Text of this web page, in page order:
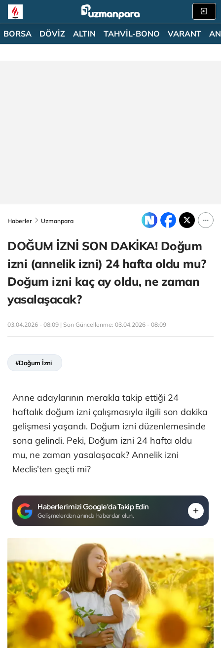
BORSA DÖVİZ ALTIN TAHVİL-BONO VARANT
Haberler Uzmanpara
DOĞUM İZNİ SON DAKİKA! Doğum
izni (annelik izni) 24 hafta oldu mu?
Doğum izni kaç ay oldu, ne zaman
yasalaşacak?
03.04.2026 - 08:09 | Son Güncellenme: 03.04.2026 - 08:09
#Doğum İzni
Anne adaylarının merakla takip ettiği 24
haftalık doğum izni çalışmasıyla ilgili son dakika
gelişmesi yaşandı. Doğum izni düzenlemesinde
sona gelindi. Peki, Doğum izni 24 hafta oldu
mu, ne zaman yasalaşacak? Annelik izni
Meclis’ten geçti mi?
Haberlerimizi Google'da Takip Edin
Gelişmelerden anında haberdar olun.